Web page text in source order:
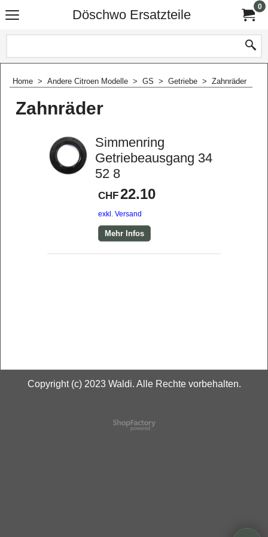
Döschwo Ersatzteile
0
Home > Andere Citroen Modelle > GS > Getriebe > Zahnräder
Zahnräder
Simmenring
Getriebeausgang 34
52 8
CHF22.10
exkl. Versand
Mehr Infos
Copyright (c) 2023 Waldi. Alle Rechte vorbehalten.
WebShop erstellt mit
ShopFactory Shop